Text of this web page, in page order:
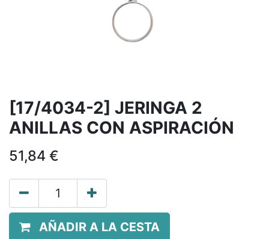
[17/4034-2] JERINGA 2
ANILLAS CON ASPIRACIÓN
51,84 €
AÑADIR A LA CESTA